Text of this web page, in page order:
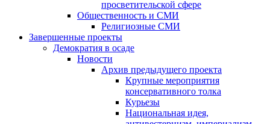
просветительской сфере
Общественность и СМИ
Религиозные СМИ
Завершенные проекты
Демократия в осаде
Новости
Архив предыдущего проекта
Крупные мероприятия
консервативного толка
Курьезы
Национальная идея,